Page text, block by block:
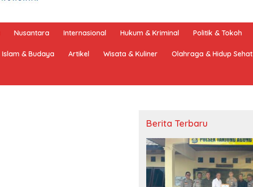
Nusantara Internasional Hukum & Kriminal Politik & Tokoh
Islam & Budaya Artikel Wisata & Kuliner Olahraga & Hidup Sehat
Berita Terbaru